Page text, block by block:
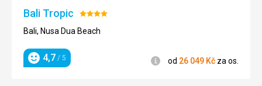
Bali Tropic Hodnocení:
4/5
Bali, Nusa Dua Beach
Hodnocení
4,7 / 5 Informace
od 26 049 Kč za os.